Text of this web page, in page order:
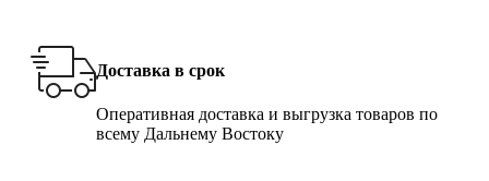
Доставка в срок
Оперативная доставка и выгрузка товаров по
всему Дальнему Востоку